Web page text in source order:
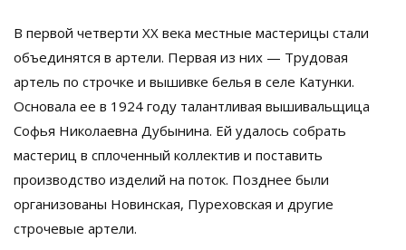
В первой четверти XX века местные мастерицы стали
объединятся в артели. Первая из них — Трудовая
артель по строчке и вышивке белья в селе Катунки.
Основала ее в 1924 году талантливая вышивальщица
Софья Николаевна Дубынина. Ей удалось собрать
мастериц в сплоченный коллектив и поставить
производство изделий на поток. Позднее были
организованы Новинская, Пуреховская и другие
строчевые артели.